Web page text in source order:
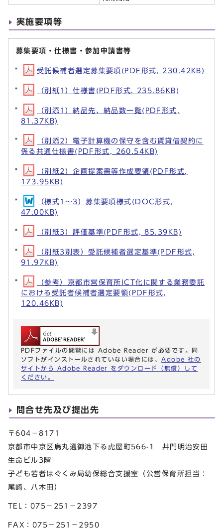
実施要項等
募集要項・仕様書・参加申請書等
受託候補者選定募集要項(PDF形式, 230.42KB)
（別紙1）仕様書(PDF形式, 235.86KB)
（別添1）納品先、納品数一覧(PDF形式,
81.37KB)
（別添2）電子計算機の保守を含む賃貸借契約に
係る共通仕様書(PDF形式, 260.54KB)
（別紙2）企画提案書等作成要領(PDF形式,
173.95KB)
（様式1～3）募集要項様式(DOC形式,
47.00KB)
（別紙3）評価基準(PDF形式, 85.39KB)
（別紙3別表）受託候補者選定基準(PDF形式,
91.97KB)
（参考）京都市営保育所ICT化に関する業務委託
における受託者候補者選定要領(PDF形式,
120.46KB)
PDFファイルの閲覧には Adobe Reader が必要です。同
ソフトがインストールされていない場合には、 Adobe 社の
サイトから Adobe Reader をダウンロード（無償）して
ください。
問合せ先及び提出先
〒604－8171
京都市中京区烏丸通御池下る虎屋町566-1 井門明治安田
生命ビル3階
子ども若者はぐくみ局幼保総合支援室（公営保育所担当：
尾崎、八木田）
TEL：075－251－2397
FAX：075－251－2950